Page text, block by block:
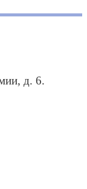
д. 6.